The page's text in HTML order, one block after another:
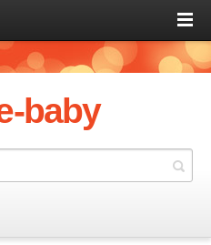
baby